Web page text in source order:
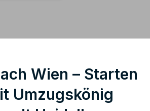
Wien – Starten
Umzugskönig